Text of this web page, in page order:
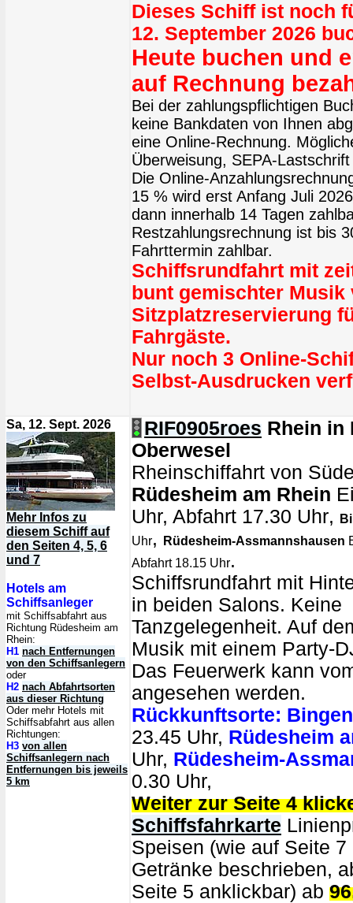
Dieses Schiff ist noch
12. September 2026
Heute buchen und
auf Rechnung
Bei der zahlungspflichtigen
keine Bankdaten von Ihnen
eine Online-Rechnung.
Überweisung, SEPA-
Die Online-
15 % wird erst Anfang Juli
dann innerhalb 14 Tagen
Restzahlungsrechnung ist bis
Fahrttermin zahlbar.
Schiffsrundfahrt mit
bunt gemischter Musik
Sitzplatzreservierung
Fahrgäste.
Nur noch 3 Online-
Selbst-Ausdrucken
Sa, 12. Sept. 2026
Mehr Infos zu
diesem Schiff auf
den Seiten 4, 5, 6
und 7
Hotels am
Schiffsanleger
mit Schiffsabfahrt aus
Richtung Rüdesheim am
Rhein:
H1 nach Entfernungen
von den Schiffsanlegern
oder
H2 nach Abfahrtsorten
aus dieser Richtung
Oder mehr Hotels mit
Schiffsabfahrt aus allen
Richtungen:
H3 von allen
Schiffsanlegern nach
Entfernungen bis jeweils
5 km
RIF0905roes Rhein in
Oberwesel
Rheinschiffahrt von
Rüdesheim am Rhein
Uhr, Abfahrt 17.30 Uhr,
Uhr, Rüdesheim-Assmannshausen
Abfahrt 18.15 Uhr.
Schiffsrundfahrt mit
in beiden Salons. Keine
Tanzgelegenheit. Auf
Musik mit einem Party-
Das Feuerwerk kann
angesehen werden.
Rückkunftsorte:
23.45 Uhr, Rüdesheim
Uhr, Rüdesheim-
0.30 Uhr,
Weiter zur Seite 4
Schiffsfahrkarte
Speisen (wie auf Seite 7
Getränke beschrieben,
Seite 5 anklickbar) ab